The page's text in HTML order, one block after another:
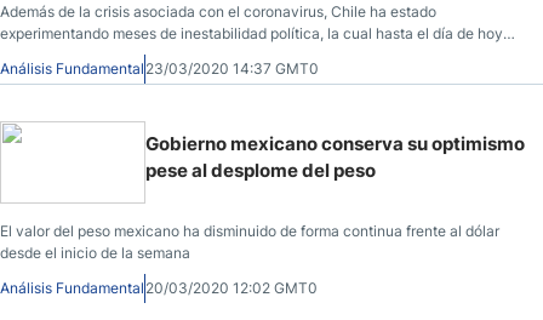
Además de la crisis asociada con el coronavirus, Chile ha estado
experimentando meses de inestabilidad política, la cual hasta el día de hoy
Análisis Fundamental 23/03/2020 14:37 GMT0
Gobierno mexicano conserva su optimismo
pese al desplome del peso
El valor del peso mexicano ha disminuido de forma continua frente al dólar
desde el inicio de la semana
Análisis Fundamental 20/03/2020 12:02 GMT0